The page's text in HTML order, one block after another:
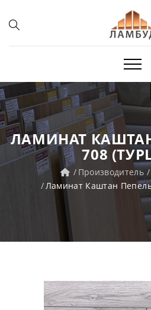
ЛАМИНАТ
708
Производитель
Ламинат Каштан